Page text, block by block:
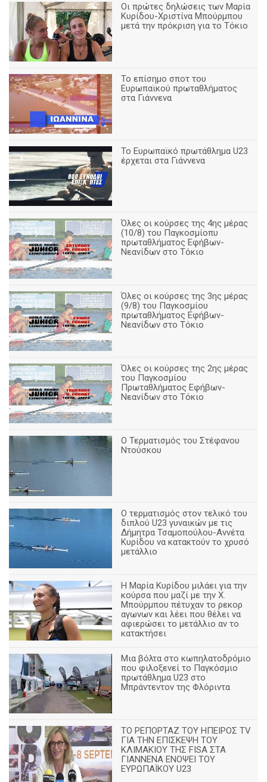
Οι πρώτες δηλώσεις των Μαρία
Κυρίδου-Χριστίνα Μπούρμπου
μετά την πρόκριση για το Τόκιο
Το επίσημο σποτ του
Ευρωπαϊκού πρωταθλήματος
στα Γιάννενα
To Ευρωπαϊκό πρωτάθλημα U23
έρχεται στα Γιάννενα
Όλες οι κούρσες της 4ης μέρας
(10/8) του Παγκοσμίοπυ
πρωταθλήματος Εφήβων-
Νεανίδων στο Τόκιο
Όλες οι κούρσες της 3ης μέρας
(9/8) του Παγκοσμίου
πρωταθλήματος Εφήβων-
Νεανίδων στο Τόκιο
Όλες οι κούρσες της 2ης μέρας
του Παγκοσμίου
Πρωταθλήματος Εφήβων-
Νεανίδων στο Τόκιο
Ο Τερματισμός του Στέφανου
Ντούσκου
Ο τερματισμός στον τελικό του
διπλού U23 γυναικών με τις
Δήμητρα Τσαμοπούλου-Αννέτα
Κυρίδου να κατακτούν το χρυσό
μετάλλιο
Η Μαρία Κυρίδου μιλάει για την
κούρσα που μαζί με την Χ.
Μπούρμπου πέτυχαν το ρεκορ
αγωνων και λέει που θέλει να
αφιερώσει το μετάλλιο αν το
κατακτήσει
Μια βόλτα στο κωπηλατοδρόμιο
που φιλοξενεί το Παγκόσμιο
πρωτάθλημα U23 στο
Μπράντεντον της Φλόριντα
ΤΟ ΡΕΠΟΡΤΑΖ ΤΟΥ ΗΠΕΙΡΟΣ TV
ΓΙΑ ΤΗΝ ΕΠΙΣΚΕΨΗ ΤΟΥ
ΚΛΙΜΑΚΙΟΥ ΤΗΣ FISA ΣΤΑ
ΓΙΑΝΝΕΝΑ ΕΝΟΨΕΙ ΤΟΥ
ΕΥΡΩΠΑΪΚΟΥ U23